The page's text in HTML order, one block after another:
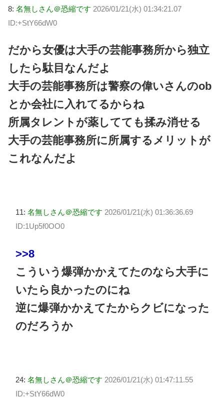
8: 名無しさん＠恐縮です 2026/01/21(水) 01:34:21.07
ID:+StY66dW0
だから女優は大手の芸能事務所から独立
したら駄目なんだよ
大手の芸能事務所は警察の偉いさんのob
とか会社に入れてるからね
所属タレントが薬してても揉み消せる
大手の芸能事務所に所属するメリットが
これなんだよ
11: 名無しさん＠恐縮です 2026/01/21(水) 01:36:36.69
ID:1Up5f0OO0
>>8
こういう爆弾かかえてたのなら大手に
いたら良かったのにね
逆に爆弾かかえてたからクビになった
のだろうか
24: 名無しさん＠恐縮です 2026/01/21(水) 01:47:11.55
ID:+StY66dW0